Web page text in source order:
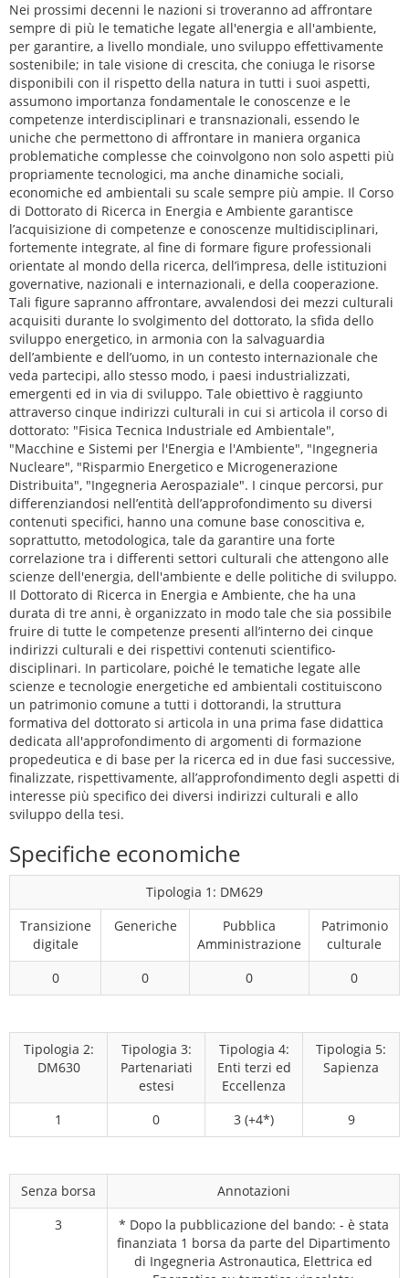
Nei prossimi decenni le nazioni si troveranno ad affrontare
sempre di più le tematiche legate all'energia e all'ambiente,
per garantire, a livello mondiale, uno sviluppo effettivamente
sostenibile; in tale visione di crescita, che coniuga le risorse
disponibili con il rispetto della natura in tutti i suoi aspetti,
assumono importanza fondamentale le conoscenze e le
competenze interdisciplinari e transnazionali, essendo le
uniche che permettono di affrontare in maniera organica
problematiche complesse che coinvolgono non solo aspetti più
propriamente tecnologici, ma anche dinamiche sociali,
economiche ed ambientali su scale sempre più ampie. Il Corso
di Dottorato di Ricerca in Energia e Ambiente garantisce
l’acquisizione di competenze e conoscenze multidisciplinari,
fortemente integrate, al fine di formare figure professionali
orientate al mondo della ricerca, dell’impresa, delle istituzioni
governative, nazionali e internazionali, e della cooperazione.
Tali figure sapranno affrontare, avvalendosi dei mezzi culturali
acquisiti durante lo svolgimento del dottorato, la sfida dello
sviluppo energetico, in armonia con la salvaguardia
dell’ambiente e dell’uomo, in un contesto internazionale che
veda partecipi, allo stesso modo, i paesi industrializzati,
emergenti ed in via di sviluppo. Tale obiettivo è raggiunto
attraverso cinque indirizzi culturali in cui si articola il corso di
dottorato: "Fisica Tecnica Industriale ed Ambientale",
"Macchine e Sistemi per l'Energia e l'Ambiente", "Ingegneria
Nucleare", "Risparmio Energetico e Microgenerazione
Distribuita", "Ingegneria Aerospaziale". I cinque percorsi, pur
differenziandosi nell’entità dell’approfondimento su diversi
contenuti specifici, hanno una comune base conoscitiva e,
soprattutto, metodologica, tale da garantire una forte
correlazione tra i differenti settori culturali che attengono alle
scienze dell'energia, dell'ambiente e delle politiche di sviluppo.
Il Dottorato di Ricerca in Energia e Ambiente, che ha una
durata di tre anni, è organizzato in modo tale che sia possibile
fruire di tutte le competenze presenti all’interno dei cinque
indirizzi culturali e dei rispettivi contenuti scientifico-
disciplinari. In particolare, poiché le tematiche legate alle
scienze e tecnologie energetiche ed ambientali costituiscono
un patrimonio comune a tutti i dottorandi, la struttura
formativa del dottorato si articola in una prima fase didattica
dedicata all'approfondimento di argomenti di formazione
propedeutica e di base per la ricerca ed in due fasi successive,
finalizzate, rispettivamente, all’approfondimento degli aspetti di
interesse più specifico dei diversi indirizzi culturali e allo
sviluppo della tesi.
Specifiche economiche
Tipologia 1: DM629
Transizione
digitale
Generiche
Pubblica
Amministrazione
Patrimonio
culturale
0
0 0 0
Tipologia 2:
DM630
Tipologia 3:
Partenariati
estesi
Tipologia 4:
Enti terzi ed
Eccellenza
Tipologia 5:
Sapienza
1 0 3 (+4*) 9
Senza borsa
Annotazioni
3
* Dopo la pubblicazione del bando: - è stata
finanziata 1 borsa da parte del Dipartimento
di Ingegneria Astronautica, Elettrica ed